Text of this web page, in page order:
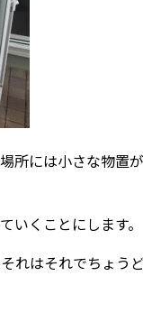
には小さな物置が
いくことにします。
れはそれでちょう